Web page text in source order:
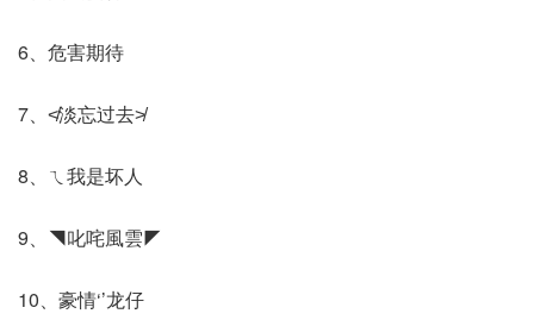
6、危害期待
7、≮淡忘过去≯
8、ㄟ我是坏人
9、◥叱咤風雲◤
10、豪情‘’龙仔